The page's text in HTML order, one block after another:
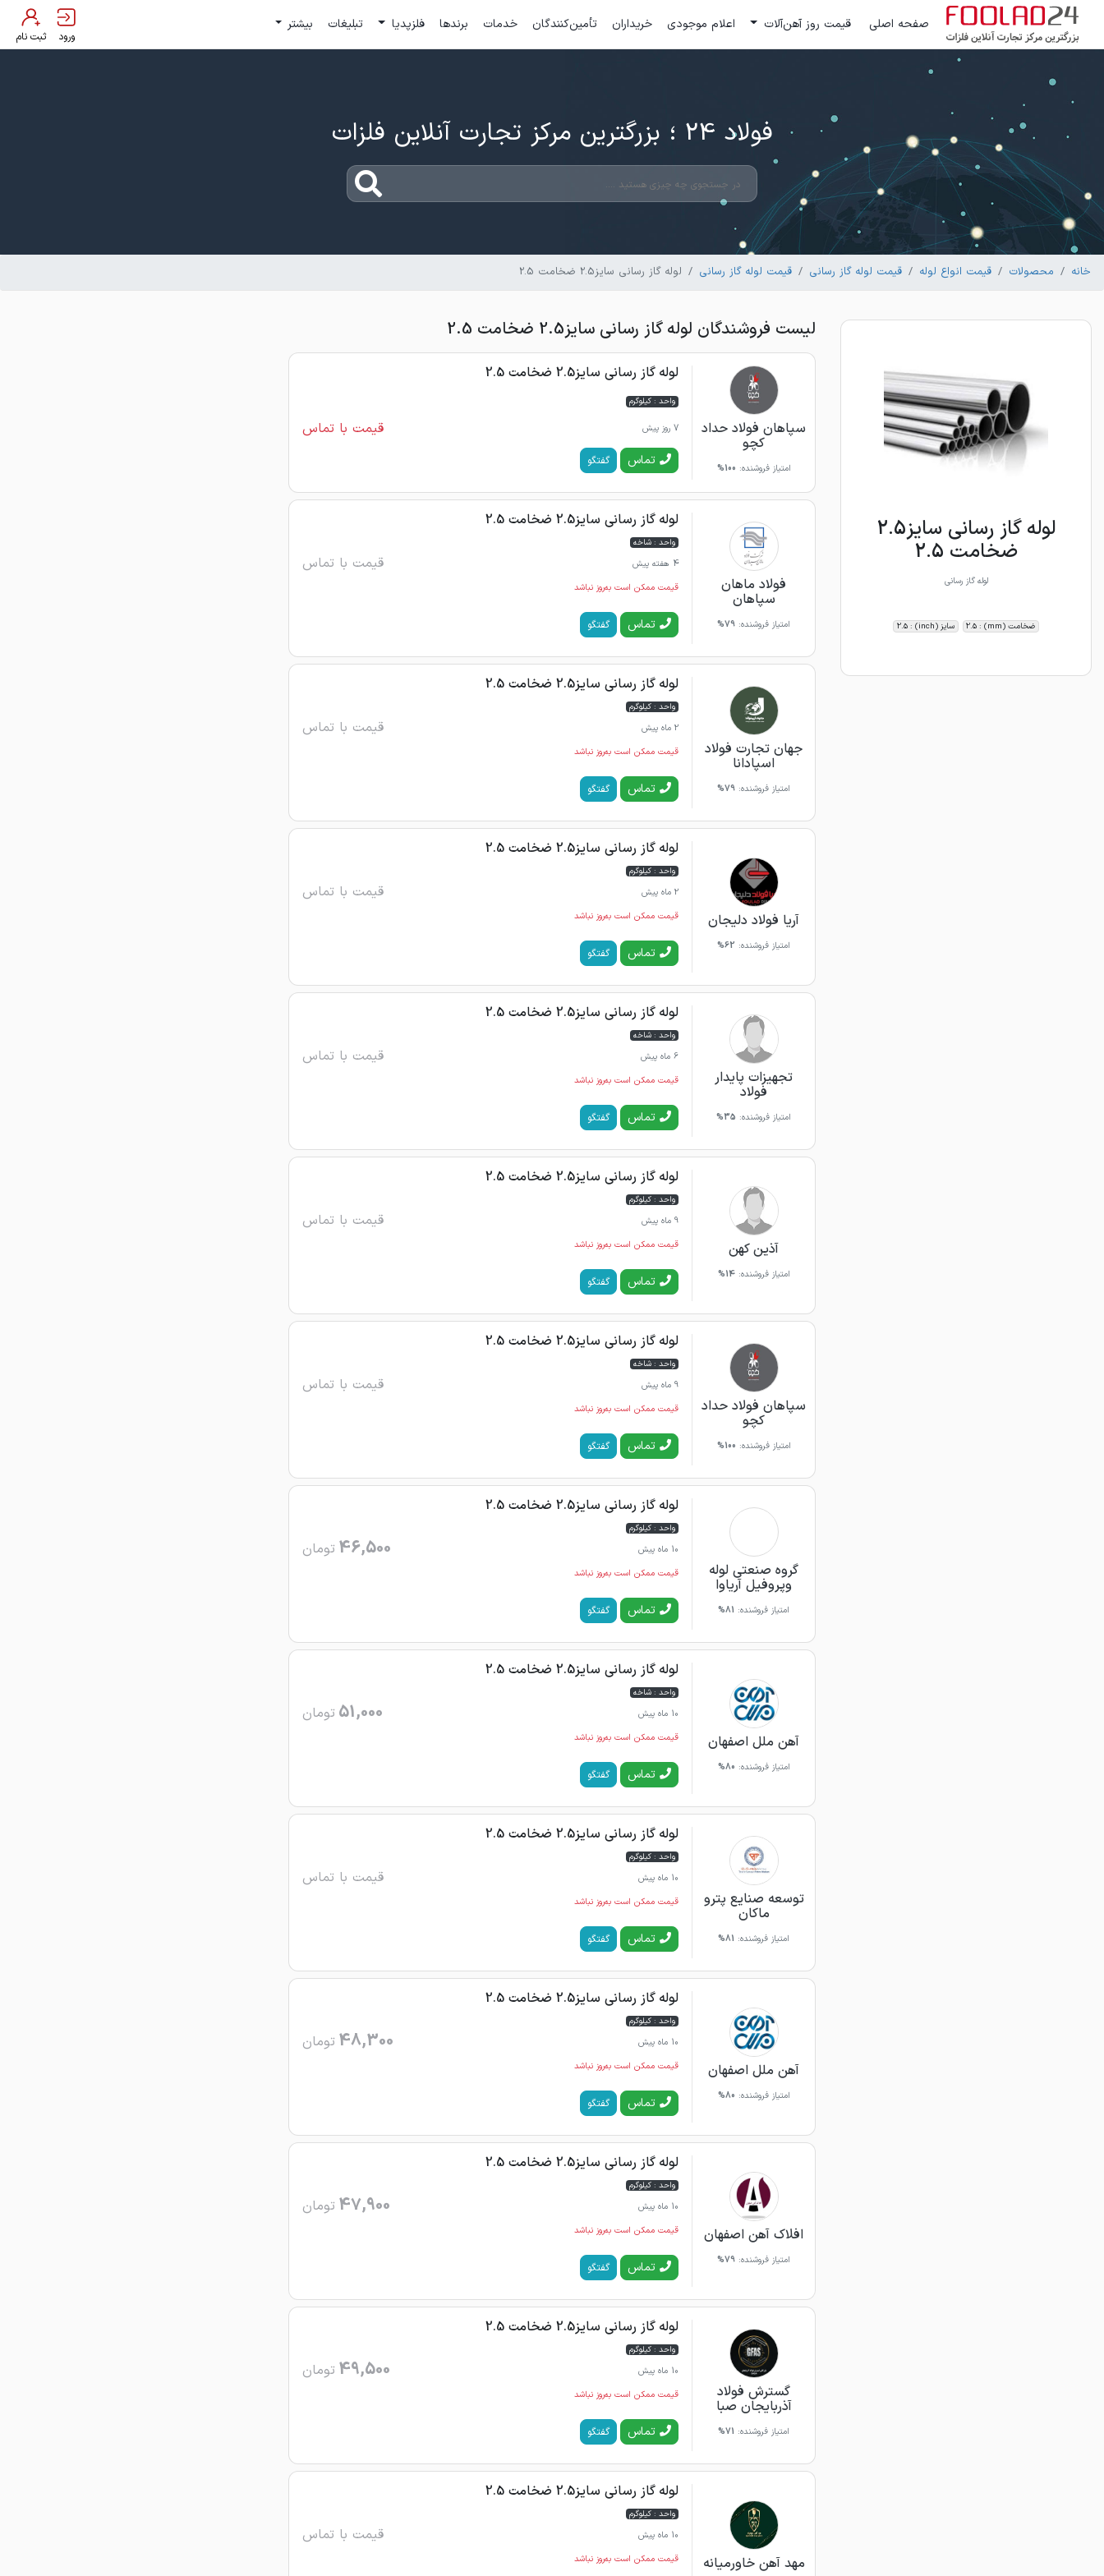
صفحه اصلی قیمت روز آهن‌آلات اعلام موجودی خریداران تأمین‌کنندگان خدمات برندها فلزپدیا تبلیغات بیشتر
ورود ثبت نام
فولاد 24 ؛ بزرگترین مرکز تجارت آنلاین فلزات
خانه محصولات قیمت انواع لوله قیمت لوله گاز رسانی قیمت لوله گاز رسانی لوله گاز رسانی سایز2.5 ضخامت 2.5
لوله گاز رسانی سایز2.5
ضخامت 2.5
لوله گاز رسانی
ضخامت (mm) : 2.5 سایز (inch) : 2.5
لیست فروشندگان لوله گاز رسانی سایز2.5 ضخامت 2.5
سپاهان فولاد حداد
کچو
امتیاز فروشنده: 100%
لوله گاز رسانی سایز2.5 ضخامت 2.5
واحد : کیلوگرم
7 روز پیش قیمت با تماس
تماس گفتگو
فولاد ماهان
سپاهان
امتیاز فروشنده: 79%
لوله گاز رسانی سایز2.5 ضخامت 2.5
واحد : شاخه
4 هفته پیش
قیمت با تماس
قیمت ممکن است به‌روز نباشد
تماس گفتگو
جهان تجارت فولاد
اسپادانا
امتیاز فروشنده: 79%
لوله گاز رسانی سایز2.5 ضخامت 2.5
واحد : کیلوگرم
2 ماه پیش
قیمت با تماس
قیمت ممکن است به‌روز نباشد
تماس گفتگو
آریا فولاد دلیجان
امتیاز فروشنده: 62%
لوله گاز رسانی سایز2.5 ضخامت 2.5
واحد : کیلوگرم
2 ماه پیش
قیمت با تماس
قیمت ممکن است به‌روز نباشد
تماس گفتگو
تجهیزات پایدار
فولاد
امتیاز فروشنده: 35%
لوله گاز رسانی سایز2.5 ضخامت 2.5
واحد : شاخه
6 ماه پیش
قیمت با تماس
قیمت ممکن است به‌روز نباشد
تماس گفتگو
آذین کهن
امتیاز فروشنده:14%
لوله گاز رسانی سایز2.5 ضخامت 2.5
واحد : کیلوگرم
9 ماه پیش
قیمت با تماس
قیمت ممکن است به‌روز نباشد
تماس گفتگو
سپاهان فولاد حداد
کچو
امتیاز فروشنده: 100%
لوله گاز رسانی سایز2.5 ضخامت 2.5
واحد : شاخه
9 ماه پیش
قیمت با تماس
قیمت ممکن است به‌روز نباشد
تماس گفتگو
گروه صنعتی لوله
وپروفیل آریاوا
امتیاز فروشنده: 81%
لوله گاز رسانی سایز2.5 ضخامت 2.5
واحد : کیلوگرم
10 ماه پیش
46,500 تومان
قیمت ممکن است به‌روز نباشد
تماس گفتگو
آهن ملل اصفهان
امتیاز فروشنده: 80%
لوله گاز رسانی سایز2.5 ضخامت 2.5
واحد : شاخه
10 ماه پیش
51,000 تومان
قیمت ممکن است به‌روز نباشد
تماس گفتگو
توسعه صنایع پترو
ماکان
امتیاز فروشنده: 81%
لوله گاز رسانی سایز2.5 ضخامت 2.5
واحد : کیلوگرم
10 ماه پیش
قیمت با تماس
قیمت ممکن است به‌روز نباشد
تماس گفتگو
آهن ملل اصفهان
امتیاز فروشنده: 80%
لوله گاز رسانی سایز2.5 ضخامت 2.5
واحد : کیلوگرم
10 ماه پیش
48,300 تومان
قیمت ممکن است به‌روز نباشد
تماس گفتگو
افلاک آهن اصفهان
امتیاز فروشنده: 79%
لوله گاز رسانی سایز2.5 ضخامت 2.5
واحد : کیلوگرم
10 ماه پیش
47,900 تومان
قیمت ممکن است به‌روز نباشد
تماس گفتگو
گسترش فولاد
آذربایجان صبا
امتیاز فروشنده: 71%
لوله گاز رسانی سایز2.5 ضخامت 2.5
واحد : کیلوگرم
10 ماه پیش
49,500 تومان
قیمت ممکن است به‌روز نباشد
تماس گفتگو
مهد آهن خاورمیانه
لوله گاز رسانی سایز2.5 ضخامت 2.5
واحد : کیلوگرم
10 ماه پیش
قیمت با تماس
قیمت ممکن است به‌روز نباشد